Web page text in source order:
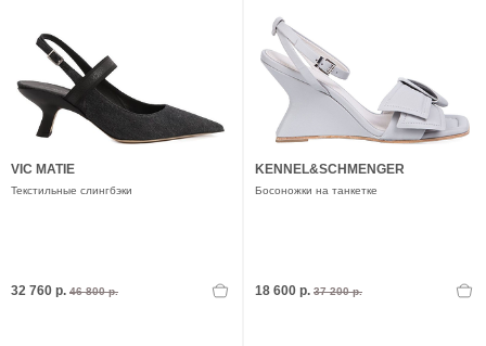
VIC MATIE
Текстильные слингбэки
32 760 р. 46 800 р.
KENNEL&SCHMENGER
Босоножки на танкетке
18 600 р. 37 200 р.